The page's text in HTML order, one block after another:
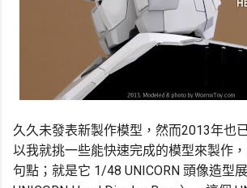
久久未發表新製作模型，然而2013年也
以我就挑一些能快速完成的模型來製作
句點；就是它 1/48 UNICORN 頭像造型